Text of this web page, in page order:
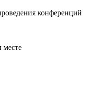
конференций